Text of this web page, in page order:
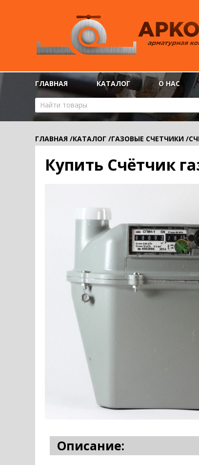
ГЛАВНАЯ КАТАЛОГ О НАС
ГЛАВНАЯ /КАТАЛОГ /ГАЗОВЫЕ СЧЕТЧИКИ /
Купить Счётчик
Описание: